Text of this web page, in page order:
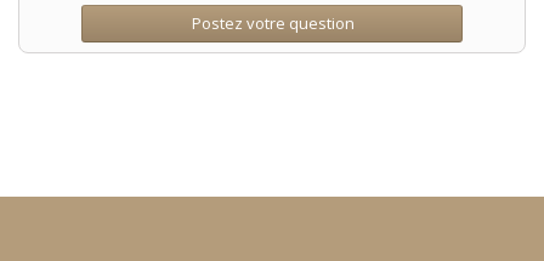
Postez votre question